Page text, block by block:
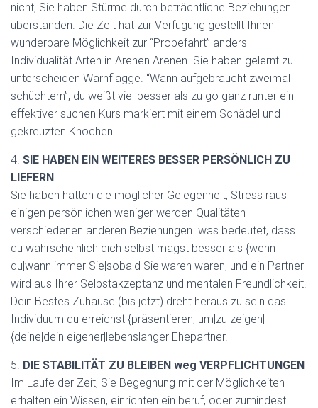
nicht, Sie haben Stürme durch beträchtliche Beziehungen
überstanden. Die Zeit hat zur Verfügung gestellt Ihnen
wunderbare Möglichkeit zur “Probefahrt” anders
Individualität Arten in Arenen Arenen. Sie haben gelernt zu
unterscheiden Warnflagge. “Wann aufgebraucht zweimal
schüchtern”, du weißt viel besser als zu go ganz runter ein
effektiver suchen Kurs markiert mit einem Schädel und
gekreuzten Knochen.
4. SIE HABEN EIN WEITERES BESSER PERSÖNLICH ZU
LIEFERN
Sie haben hatten die möglicher Gelegenheit, Stress raus
einigen persönlichen weniger werden Qualitäten
verschiedenen anderen Beziehungen. was bedeutet, dass
du wahrscheinlich dich selbst magst besser als {wenn
du|wann immer Sie|sobald Sie|waren waren, und ein Partner
wird aus Ihrer Selbstakzeptanz und mentalen Freundlichkeit.
Dein Bestes Zuhause (bis jetzt) dreht heraus zu sein das
Individuum du erreichst {präsentieren, um|zu zeigen|
{deine|dein eigener|lebenslanger Ehepartner.
5. DIE STABILITÄT ZU BLEIBEN weg VERPFLICHTUNGEN
Im Laufe der Zeit, Sie Begegnung mit der Möglichkeiten
erhalten ein Wissen, einrichten ein beruf, oder zumindest